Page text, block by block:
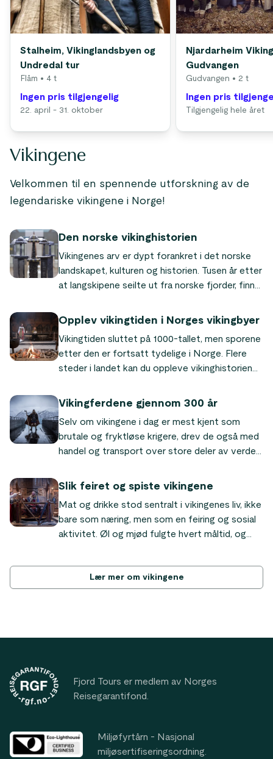
Stalheim, Vikinglandsbyen og
Undredal tur
Flåm • 4 t
Ingen pris tilgjengelig
22. april - 31. oktober
Njardarheim
Gudvangen
Gudvangen • 2 t
Ingen pris
Tilgjengelig hele året
Vikingene
Velkommen til en spennende utforskning av de
legendariske vikingene i Norge!
Den norske vikinghistorien
Vikingenes arv er dypt forankret i det norske
landskapet, kulturen og historien. Tusen år etter
at langskipene seilte ut fra norske fjorder, finner
stedsnavn, i arkeologiske funn og i museer og
Opplev vikingtiden i Norges vikingbyer
Vikingtiden sluttet på 1000-tallet, men sporene
etter den er fortsatt tydelige i Norge. Flere
steder i landet kan du oppleve vikinghistorien
dagligliv fra en annen tid er gjenskapt.
Vikingferdene gjennom 300 år
Selv om vikingene i dag er mest kjent som
brutale og fryktløse krigere, drev de også med
handel og transport over store deler av verden.
historikere den dag i dag.
Slik feiret og spiste vikingene
Mat og drikke stod sentralt i vikingenes liv, ikke
bare som næring, men som en feiring og sosial
aktivitet. Øl og mjød fulgte hvert måltid, og
gudene. Langbordet var der vikingene samlet
Lær mer om vikingene
Fjord Tours er medlem av Norges
Reisegarantifond.
Miljøfyrtårn - Nasjonal
miljøsertifiseringsordning.